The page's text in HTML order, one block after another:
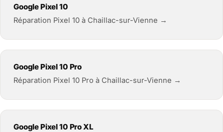
Google Pixel 10
Réparation Pixel 10 à Chaillac-sur-Vienne →
Google Pixel 10 Pro
Réparation Pixel 10 Pro à Chaillac-sur-Vienne →
Google Pixel 10 Pro XL